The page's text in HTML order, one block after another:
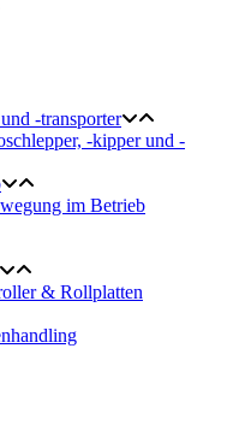
-transporter
-kipper und -
im Betrieb
& Rollplatten